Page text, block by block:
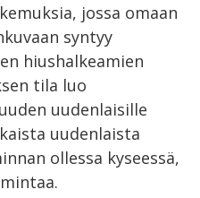
jossa omaan
syntyy
hiushalkeamien
tila luo
uudenlaisille
uudenlaista
ollessa kyseessä,